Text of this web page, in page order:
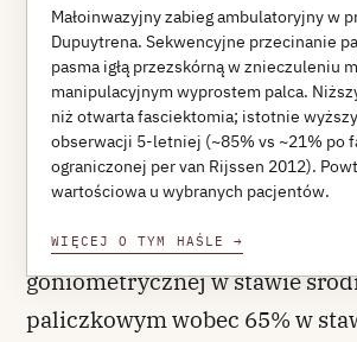
Małoinwazyjny zabieg ambulatoryjny w
Dupuytrena. Sekwencyjne przecinanie
pasma igłą przezskórną w znieczuleniu
manipulacyjnym wyprostem palca.
niż otwarta fasciektomia; istotnie
obserwacji 5-letniej (~85% vs ~21% po
ograniczonej per van Rijssen 2012).
wartościowa u wybranych pacjentów.
WIĘCEJ O TYM HAŚLE→
ambulatoryjnym opartym na
pasma kilkoma poziomami
podskórną, w znieczuleniu
następczym manipulacyjnym
palca. Foucher i wsp.
serię 211 pacjentów z 311
palcami, podając 79% poprawy
goniometrycznej w stawie
paliczkowym wobec 65% w